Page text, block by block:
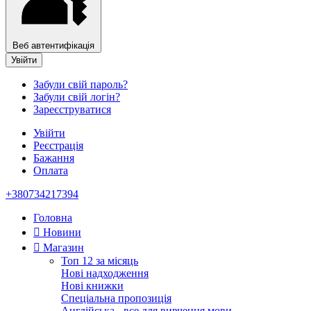
Веб автентифікація
Увійти
Забули свій пароль?
Забули свій логін?
Зареєструватися
Увійти
Реєстрація
Бажання
Оплата
+380734217394
Головна
Новини
Магазин
Топ 12 за місяць
Нові надходження
Нові книжки
Спеціальна пропозиція